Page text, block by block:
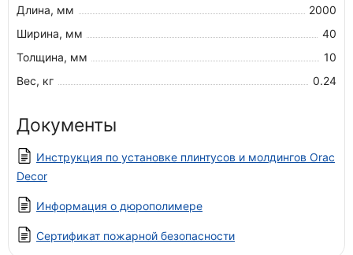
Длина, мм
2000
Ширина, мм
40
Толщина, мм
10
Вес, кг
0.24
Документы
Инструкция по установке плинтусов и молдингов Orac
Decor
Информация о дюрополимере
Сертификат пожарной безопасности